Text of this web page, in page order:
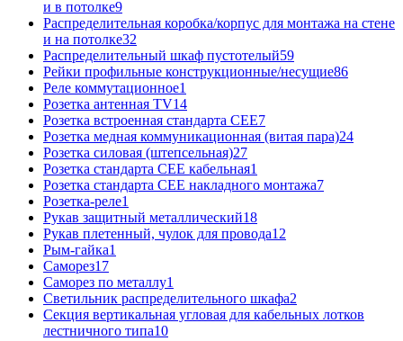
и в потолке9
Распределительная коробка/корпус для монтажа на стене
и на потолке32
Распределительный шкаф пустотелый59
Рейки профильные конструкционные/несущие86
Реле коммутационное1
Розетка антенная TV14
Розетка встроенная стандарта CEE7
Розетка медная коммуникационная (витая пара)24
Розетка силовая (штепсельная)27
Розетка стандарта СЕЕ кабельная1
Розетка стандарта СЕЕ накладного монтажа7
Розетка-реле1
Рукав защитный металлический18
Рукав плетенный, чулок для провода12
Рым-гайка1
Саморез17
Саморез по металлу1
Светильник распределительного шкафа2
Секция вертикальная угловая для кабельных лотков
лестничного типа10